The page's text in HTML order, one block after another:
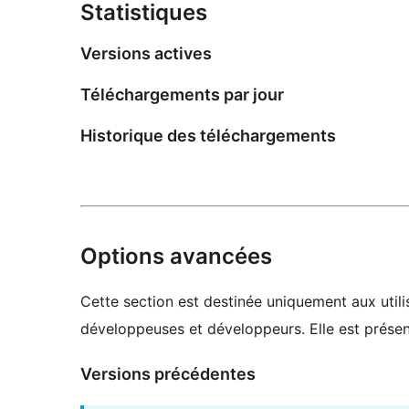
Statistiques
Versions actives
Téléchargements par jour
Historique des téléchargements
Options avancées
Cette section est destinée uniquement aux
développeuses et développeurs. Elle est
Versions précédentes